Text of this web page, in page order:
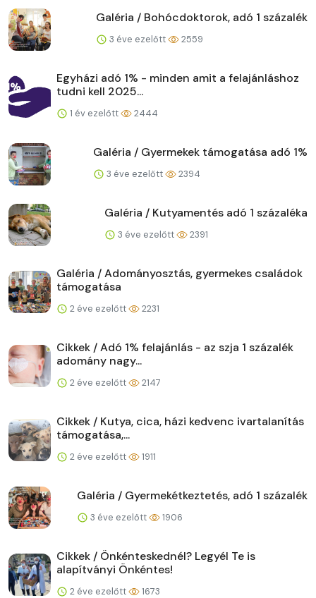
Galéria / Bohócdoktorok, adó 1 százalék
3 éve ezelőtt 2559
Egyházi adó 1% - minden amit a felajánláshoz
tudni kell 2025...
1 év ezelőtt 2444
Galéria / Gyermekek támogatása adó 1%
3 éve ezelőtt 2394
Galéria / Kutyamentés adó 1 százaléka
3 éve ezelőtt 2391
Galéria / Adományosztás, gyermekes családok
támogatása
2 éve ezelőtt 2231
Cikkek / Adó 1% felajánlás - az szja 1 százalék
adomány nagy...
2 éve ezelőtt 2147
Cikkek / Kutya, cica, házi kedvenc ivartalanítás
támogatása,...
2 éve ezelőtt 1911
Galéria / Gyermekétkeztetés, adó 1 százalék
3 éve ezelőtt 1906
Cikkek / Önkénteskednél? Legyél Te is
alapítványi Önkéntes!
2 éve ezelőtt 1673